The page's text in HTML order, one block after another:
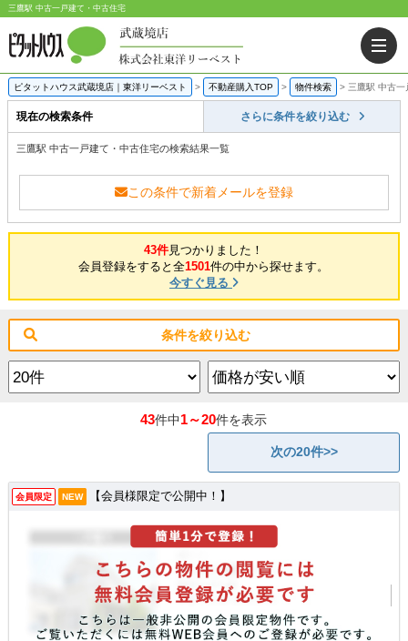
三鷹駅 中古一戸建て・中古住宅
ピタットハウス武蔵境店｜東洋リーベスト > 不動産購入TOP > 物件検索 > 三鷹駅 中古
現在の検索条件 さらに条件を絞り込む
三鷹駅 中古一戸建て・中古住宅の検索結果一覧
この条件で新着メールを登録
43件見つかりました！
会員登録をすると全1501件の中から探せます。
今すぐ見る
条件を絞り込む
43件中1～20件を表示
次の20件>>
会員限定 NEW 【会員様限定で公開中！】